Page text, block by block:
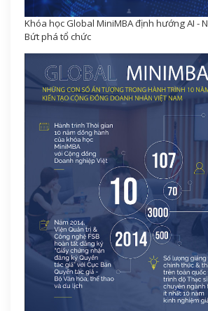
Khóa học Global MiniMBA định hướng AI -
Bứt phá tổ chức